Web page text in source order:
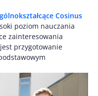
Cosinus
poziom nauczania
zainteresowania
przygotowanie